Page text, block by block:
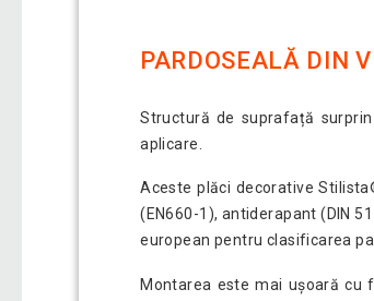
PARDOSEALĂ DIN
Structură de suprafață
aplicare.
Aceste plăci decorative
(EN660-1), antiderapant (DIN
european pentru clasificarea
Montarea este mai ușoară cu